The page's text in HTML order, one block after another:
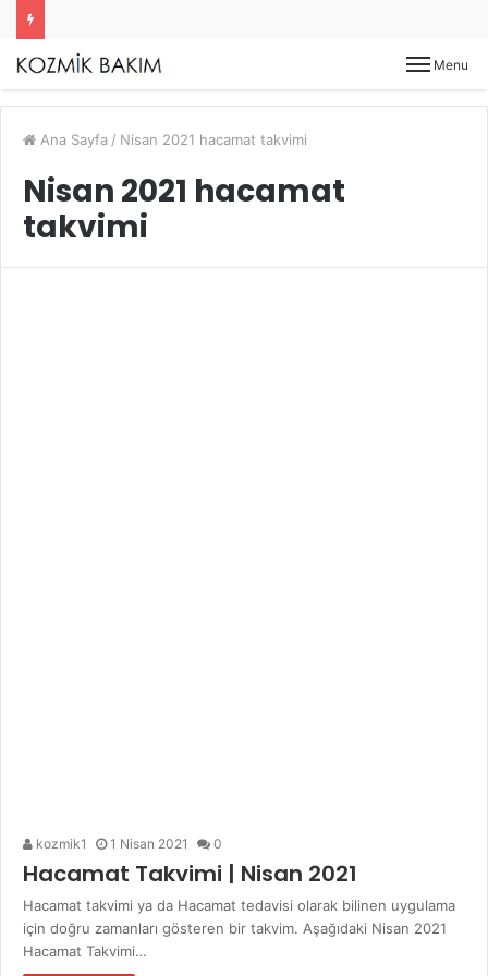
Menu
Ana Sayfa / Nisan 2021 hacamat takvimi
Nisan 2021 hacamat
takvimi
kozmik1 1 Nisan 2021 0
Hacamat Takvimi | Nisan 2021
Hacamat takvimi ya da Hacamat tedavisi olarak bilinen uygulama
için doğru zamanları gösteren bir takvim. Aşağıdaki Nisan 2021
Hacamat Takvimi…